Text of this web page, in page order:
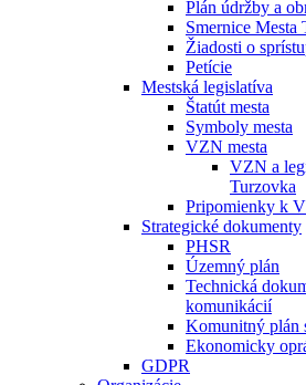
Plán údržby a
Smernice Mesta
Žiadosti o
Petície
Mestská legislatíva
Štatút mesta
Symboly mesta
VZN mesta
VZN a
Turzovka
Pripomienky k
Strategické dokumenty
PHSR
Územný plán
Technická
komunikácií
Komunitný plán
Ekonomicky
GDPR